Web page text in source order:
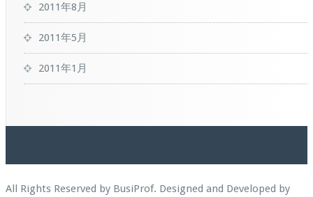
2011年8月
2011年5月
2011年1月
All Rights Reserved by BusiProf. Designed and Developed by